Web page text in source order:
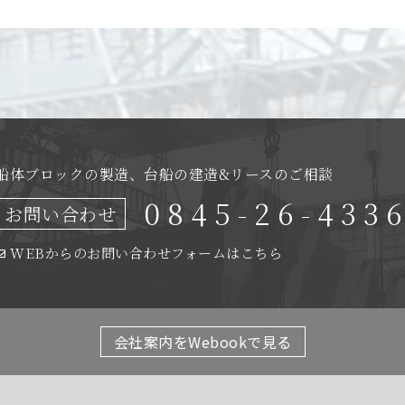
体ブロックの製造、 台船の建造&リースのご相談
お問い合わせ 0845-26-
WEBからのお問い合わせフォームはこちら
会社案内をWebookで見る